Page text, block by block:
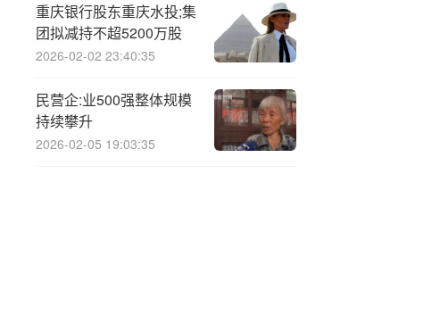
重庆银行股东重庆水投;集
团拟减持不超5200万股
2026-02-02 23:40:35
民营企:业500强整体规模
持续攀升
2026-02-05 19:03:35